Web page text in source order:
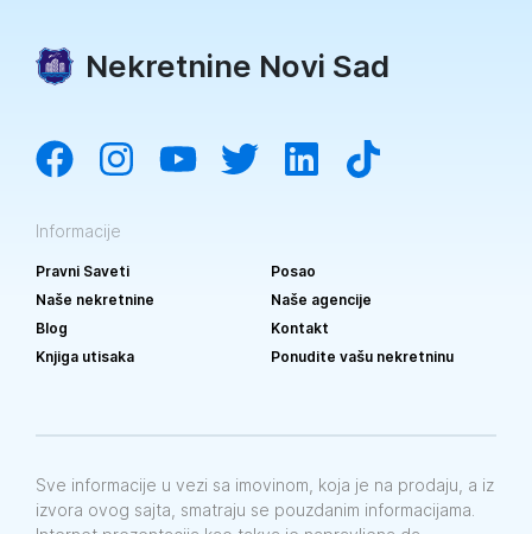
Nekretnine Novi Sad
Informacije
Pravni Saveti
Posao
Naše nekretnine
Naše agencije
Blog
Kontakt
Knjiga utisaka
Ponudite vašu nekretninu
Sve informacije u vezi sa imovinom, koja je na prodaju, a iz
izvora ovog sajta, smatraju se pouzdanim informacijama.